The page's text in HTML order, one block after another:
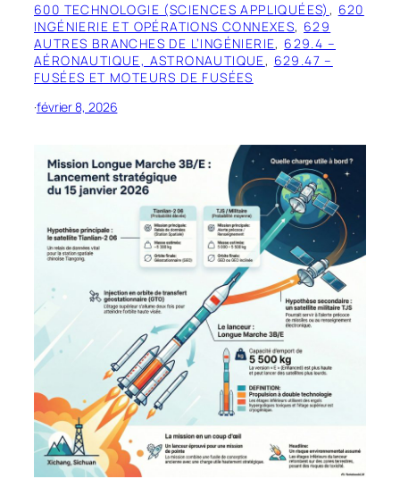
600 TECHNOLOGIE (SCIENCES APPLIQUÉES) , 620
INGÉNIERIE ET OPÉRATIONS CONNEXES, 629
AUTRES BRANCHES DE L’INGÉNIERIE, 629.4 –
AÉRONAUTIQUE, ASTRONAUTIQUE, 629.47 –
FUSÉES ET MOTEURS DE FUSÉES
·février 8, 2026